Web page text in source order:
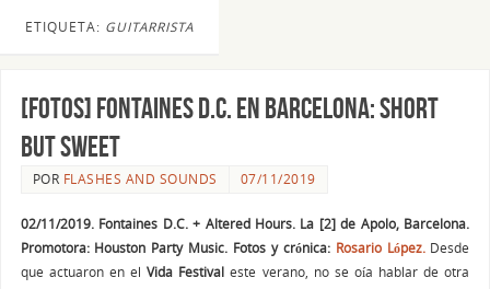
ETIQUETA: GUITARRISTA
[FOTOS] Fontaines D.C. en Barcelona: short
but sweet
POR FLASHES AND SOUNDS 07/11/2019
02/11/2019. Fontaines D.C. + Altered Hours. La [2] de Apolo, Barcelona.
Promotora: Houston Party Music. Fotos y crónica: Rosario López.Desde
que actuaron en elVida Festivaleste verano, no se oía hablar de otra